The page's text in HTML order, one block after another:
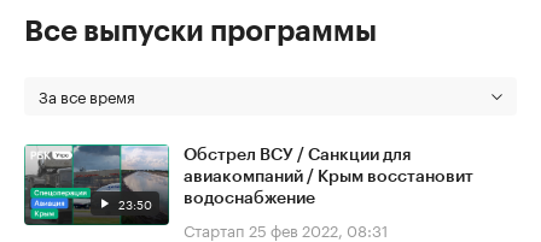
Все выпуски программы
За все время
23:50
Обстрел ВСУ / Санкции для
авиакомпаний / Крым восстановит
водоснабжение
Стартап 25 фев 2022, 08:31